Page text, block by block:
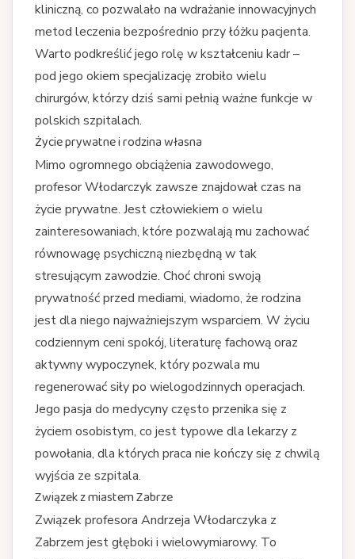
kliniczną, co pozwalało na wdrażanie innowacyjnych
metod leczenia bezpośrednio przy łóżku pacjenta.
Warto podkreślić jego rolę w kształceniu kadr –
pod jego okiem specjalizację zrobiło wielu
chirurgów, którzy dziś sami pełnią ważne funkcje w
polskich szpitalach.
Życie prywatne i rodzina własna
Mimo ogromnego obciążenia zawodowego,
profesor Włodarczyk zawsze znajdował czas na
życie prywatne. Jest człowiekiem o wielu
zainteresowaniach, które pozwalają mu zachować
równowagę psychiczną niezbędną w tak
stresującym zawodzie. Choć chroni swoją
prywatność przed mediami, wiadomo, że rodzina
jest dla niego najważniejszym wsparciem. W życiu
codziennym ceni spokój, literaturę fachową oraz
aktywny wypoczynek, który pozwala mu
regenerować siły po wielogodzinnych operacjach.
Jego pasja do medycyny często przenika się z
życiem osobistym, co jest typowe dla lekarzy z
powołania, dla których praca nie kończy się z chwilą
wyjścia ze szpitala.
Związek z miastem Zabrze
Związek profesora Andrzeja Włodarczyka z
Zabrzem jest głęboki i wielowymiarowy. To